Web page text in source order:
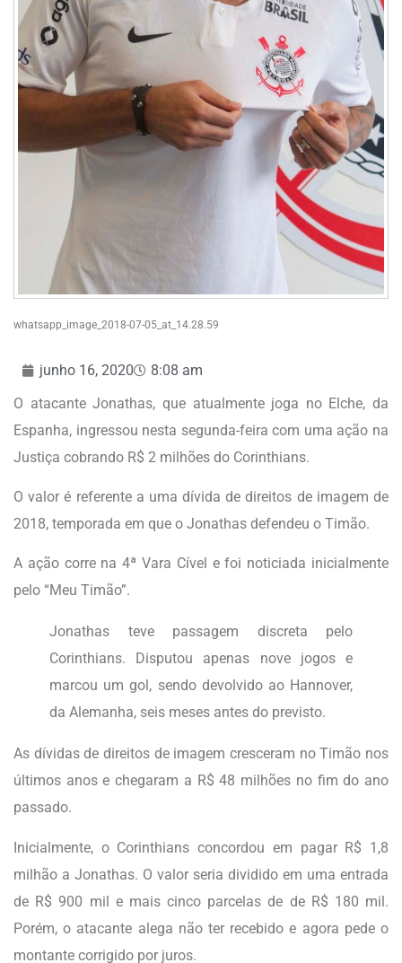
whatsapp_image_2018-07-05_at_14.28.59
junho 16, 2020
8:08 am
O atacante Jonathas, que atualmente joga no Elche, da
Espanha, ingressou nesta segunda-feira com uma ação na
Justiça cobrando R$ 2 milhões do Corinthians.
O valor é referente a uma dívida de direitos de imagem de
2018, temporada em que o Jonathas defendeu o Timão.
A ação corre na 4ª Vara Cível e foi noticiada inicialmente
pelo “Meu Timão”.
Jonathas teve passagem discreta pelo
Corinthians. Disputou apenas nove jogos e
marcou um gol, sendo devolvido ao Hannover,
da Alemanha, seis meses antes do previsto.
As dívidas de direitos de imagem cresceram no Timão nos
últimos anos e chegaram a R$ 48 milhões no fim do ano
passado.
Inicialmente, o Corinthians concordou em pagar R$ 1,8
milhão a Jonathas. O valor seria dividido em uma entrada
de R$ 900 mil e mais cinco parcelas de de R$ 180 mil.
Porém, o atacante alega não ter recebido e agora pede o
montante corrigido por juros.